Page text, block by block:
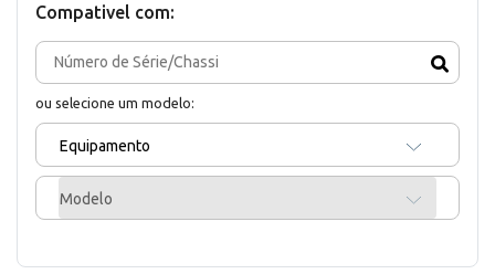
Compativel com:
ou selecione um modelo:
Equipamento
Modelo